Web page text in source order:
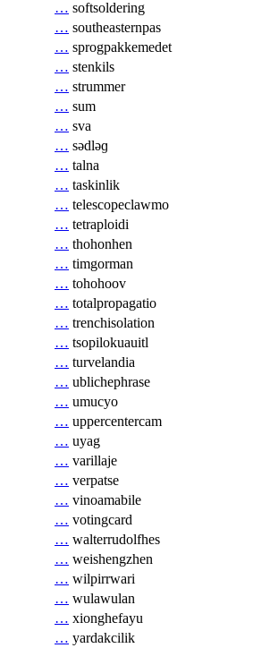
… softsoldering
… southeasternpas
… sprogpakkemedet
… stenkils
… strummer
… sum
… sva
… sədləɡ
… talna
… taskinlik
… telescopeclawmo
… tetraploidi
… thohonhen
… timgorman
… tohohoov
… totalpropagatio
… trenchisolation
… tsopilokuauitl
… turvelandia
… ublichephrase
… umucyo
… uppercentercam
… uyag
… varillaje
… verpatse
… vinoamabile
… votingcard
… walterrudolfhes
… weishengzhen
… wilpirrwari
… wulawulan
… xionghefayu
… yardakcilik